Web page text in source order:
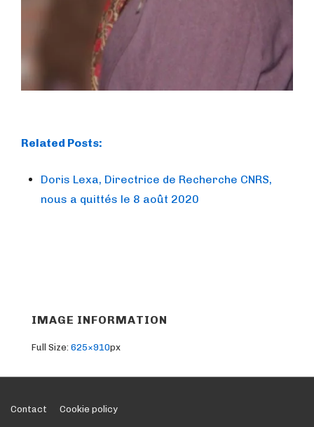
Related Posts:
Doris Lexa, Directrice de Recherche CNRS,
nous a quittés le 8 août 2020
IMAGE INFORMATION
Full Size: 625×910px
Footer
Contact Cookie policy